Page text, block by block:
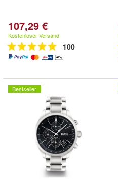
107,29 €
Kostenloser Versand
100
Bestseller